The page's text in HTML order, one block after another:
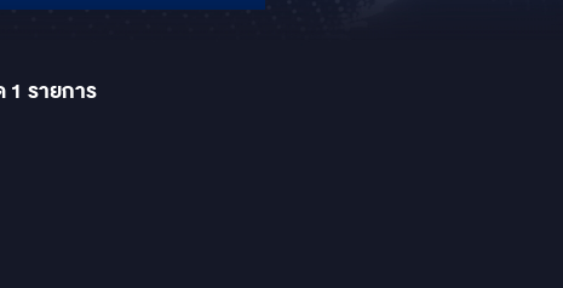
1 รายการ